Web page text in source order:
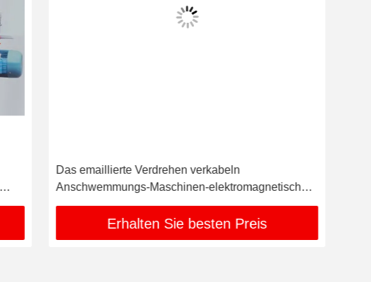
Das emaillierte Verdrehen verkabeln
Anschwemmungs-Maschinen-elektromagnetische
Bremse 1600KG
Erhalten Sie besten Preis